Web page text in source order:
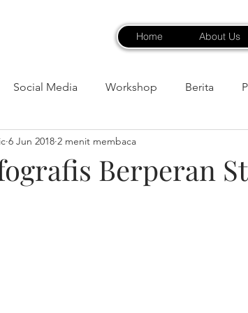
Home About Us
Social Media Workshop Berita
Berperan
6 Jun 2018 2 menit membaca